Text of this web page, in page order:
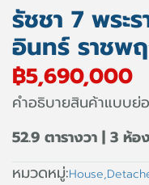
รัชชา 7 พระ
อินทร์ ราชพ
฿5,690,000
คำอธิบายสินค้าแบบย่อ
52.9 ตารางวา | 3 ห้
หมวดหมู่:House,